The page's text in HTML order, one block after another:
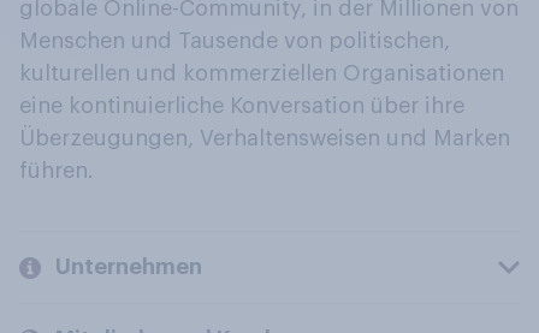
globale Online-Community, in der Millionen von
Menschen und Tausende von politischen,
kulturellen und kommerziellen Organisationen
eine kontinuierliche Konversation über ihre
Überzeugungen, Verhaltensweisen und Marken
führen.
Unternehmen